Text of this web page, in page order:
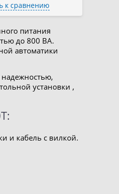
к сравнению
питания
до 800 ВА.
автоматики
надежностью,
установки ,
и кабель с вилкой.